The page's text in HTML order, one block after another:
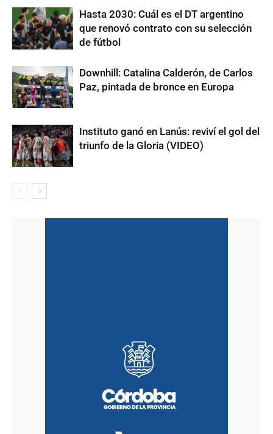
Hasta 2030: Cuál es el DT argentino
que renovó contrato con su selección
de fútbol
Downhill: Catalina Calderón, de Carlos
Paz, pintada de bronce en Europa
Instituto ganó en Lanús: reviví el gol del
triunfo de la Gloria (VIDEO)